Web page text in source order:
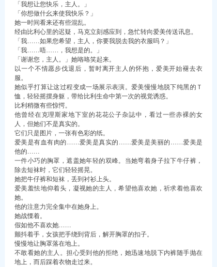
「我想让您快乐，主人。」
「你想做什幺来使我快乐？」
她一时间看来还有些混乱。
经由比利心里的迟疑，马克立刻感应到，急忙转向爱美传送讯息。
「我……如果您希望，主人，你要我脱去我的衣服吗？」
「我……唔……，我想是的。」
「谢谢您，主人。」她咯咯笑起来。
以一个不情愿步伐退后，暂时离开主人的怀抱，爱美开始褪去衣
服。
她似乎打算让这过程变成一场展示表演。爱美慢慢地脱下纯黑的Ｔ
恤，轻轻摇摆身躯，带给比利生命中第一次的视觉诱惑。
比利稍微有些惊愕。
他曾经在克理斯家地下室的花花公子杂誌中，看过一些赤裸的女
人，但她们不是真实的。
它们只是图片，一张有色彩的纸。
爱美是有血有肉的……爱美是真实的……爱美是美丽的……爱美是
他的……
一件小巧的胸罩，遮盖她年轻的双峰。当她弯着身子拉下牛仔裤，
除去短袜时，它们轻轻摇晃。
她把牛仔裤和短袜，丢到衬衫上头。
爱美羞怯地仰着头，凝视她的主人，希望他喜欢她，祈求着他喜欢
她。
他的注意力完全集中在她身上。
她战慄着。
假如他不喜欢她……
颤抖着手，女孩把手绕到背后，解开胸罩的扣子。
慢慢地让胸罩落在地上。
不敢看她的主人。担心受到他的拒绝，她迅速地脱下内裤随手抛在
地上，而后踩着衣物走过来。